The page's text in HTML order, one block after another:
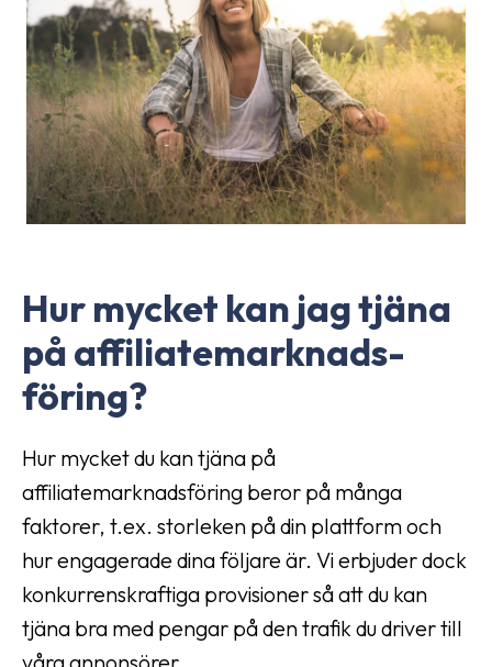
Hur mycket kan jag tjäna
på affiliate­marknads­
föring?
Hur mycket du kan tjäna på
affiliatemarknadsföring beror på många
faktorer, t.ex. storleken på din plattform och
hur engagerade dina följare är. Vi erbjuder dock
konkurrenskraftiga provisioner så att du kan
tjäna bra med pengar på den trafik du driver till